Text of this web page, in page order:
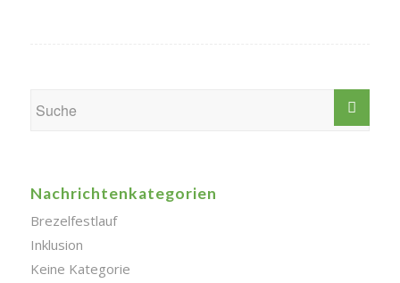
Nachrichtenkategorien
Brezelfestlauf
Inklusion
Keine Kategorie